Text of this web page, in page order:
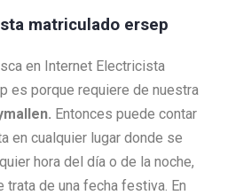
matriculado ersep
en Internet Electricista
es porque requiere de nuestra
Entonces puede contar
en cualquier lugar donde se
hora del día o de la noche,
trata de una fecha festiva. En